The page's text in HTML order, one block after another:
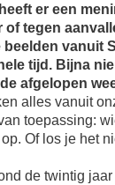
er een
of tegen
vanuit
tijd. Bijna
afgelopen
alles vanuit
toepassing:
Of los je het
de twintig